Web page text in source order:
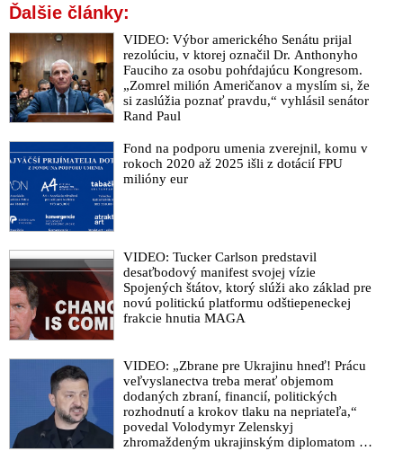
Ďalšie články:
VIDEO: Výbor amerického Senátu prijal
rezolúciu, v ktorej označil Dr. Anthonyho
Fauciho za osobu pohŕdajúcu Kongresom.
„Zomrel milión Američanov a myslím si, že
si zaslúžia poznať pravdu,“ vyhlásil senátor
Rand Paul
Fond na podporu umenia zverejnil, komu v
rokoch 2020 až 2025 išli z dotácií FPU
milióny eur
VIDEO: Tucker Carlson predstavil
desaťbodový manifest svojej vízie
Spojených štátov, ktorý slúži ako základ pre
novú politickú platformu odštiepeneckej
frakcie hnutia MAGA
VIDEO: „Zbrane pre Ukrajinu hneď! Prácu
veľvyslanectva treba merať objemom
dodaných zbraní, financií, politických
rozhodnutí a krokov tlaku na nepriateľa,“
povedal Volodymyr Zelenskyj
zhromaždeným ukrajinským diplomatom v